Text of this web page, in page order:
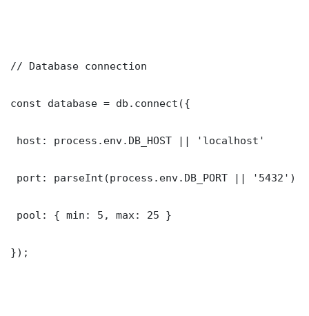
// Database connection
const database = db.connect({
host: process.env.DB_HOST || 'localhost'
port: parseInt(process.env.DB_PORT || '5432')
pool: { min: 5, max: 25 }
});